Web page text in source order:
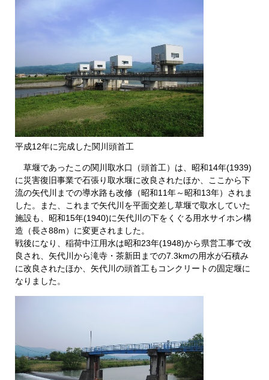
平成12年に完成した関川頭首工
草堰であったこの関川取水口（頭首工）は、昭和14年(1939)
に災害復旧事業で石張り取水堰に改良されたほか、ここから下
流の矢代川までの導水路も改修（昭和11年～昭和13年）されま
した。また、これまで矢代川を平面交差し草堰で取水していた
施設も、昭和15年(1940)に矢代川の下をくぐる用水サイホン構
造（長さ88m）に変更されました。
戦後になり、稲荷中江用水は昭和23年(1948)から県営工事で改
良され、矢代川から滝寺・茶新田までの7.3kmの用水が石積み
に改良されたほか、矢代川の頭首工もコンクリートの固定堰に
なりました。